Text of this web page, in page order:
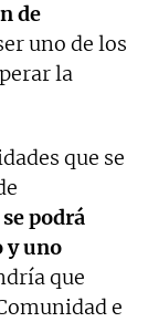
de
uno de los
la
que se
podrá
y uno
que
e